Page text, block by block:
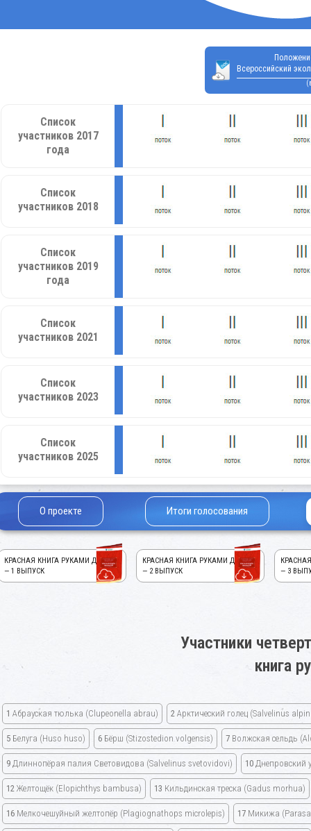
Всероссийский
Список
участников 2017
года
Список
участников 2018
Список
участников 2019
года
Список
участников 2021
Список
участников 2023
Список
участников 2025
О проекте Итоги голосования
КРАСНАЯ КНИГА РУКАМИ ДЕТЕЙ!
— 1 ВЫПУСК
КРАСНАЯ КНИГА РУКАМИ ДЕТЕЙ!
— 2 ВЫПУСК
— 3
Участники
книга
1 Абрауская тюлька (Clupeonella abrau) 2 Арктический голец (Salvelinus
5 Белуга (Huso huso) 6 Бёрш (Stizostedion volgensis) 7 Волжская сельдь
9 Длиннопёрая палия Световидова (Salvelinus svetovidovi) 10 Днепровский
12 Желтощёк (Elopichthys bambusa) 13 Кильдинская треска (Gadus morhua)
16 Мелкочешуйный желтопёр (Plagiognathops microlepis) 17 Микижа